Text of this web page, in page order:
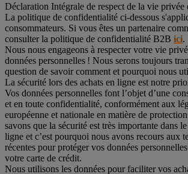
Déclaration Intégrale de respect de la vie privée
La politique de confidentialité ci-dessous
consommateurs. Si vous êtes un partenaire
consulter la politique de confidentialité B2B ici.
Nous nous engageons à respecter votre vie
données personnelles ! Nous serons toujours
question de savoir comment et pourquoi nous
La sécurité lors des achats en ligne est notre
Vos données personnelles font l’objet d’une
et en toute confidentialité, conformément aux
européenne et nationale en matière de
savons que la sécurité est très importante dans
ligne et c’est pourquoi nous avons recours aux
récentes pour protéger vos données
votre carte de crédit.
Nous utilisons les données pour faciliter vos